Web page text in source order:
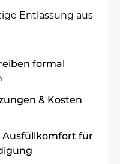
Entlassung aus
formal
& Kosten
Ausfüllkomfort für